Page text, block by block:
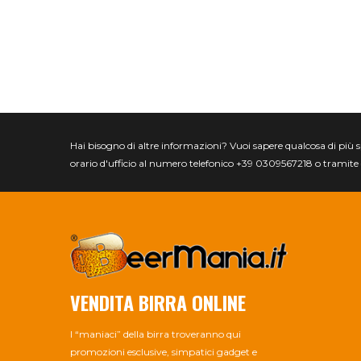
Hai bisogno di altre informazioni? Vuoi sapere qualcosa di più
orario d'ufficio al numero telefonico +39 0309567218 o
VENDITA BIRRA ONLINE
I “maniaci” della birra troveranno qui
promozioni esclusive, simpatici gadget e